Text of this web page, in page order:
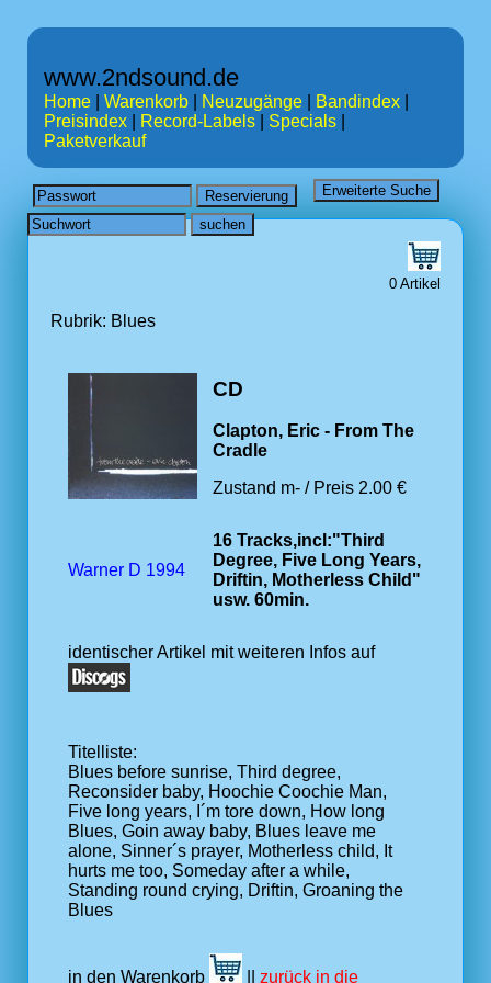
www.2ndsound.de
Home Warenkorb Neuzugänge Bandindex
Preisindex
Record-Labels Specials
Paketverkauf
0 Artikel
Rubrik: Blues
CD
Clapton, Eric - From The
Cradle
Zustand m- / Preis 2.00 €
Warner D 1994
16 Tracks,incl:"Third
Degree, Five Long Years,
Driftin, Motherless Child"
usw. 60min.
identischer Artikel mit weiteren Infos auf
Titelliste:
Blues before sunrise, Third degree,
Reconsider baby, Hoochie Coochie Man,
Five long years, I´m tore down, How long
Blues, Goin away baby, Blues leave me
alone, Sinner´s prayer, Motherless child, It
hurts me too, Someday after a while,
Standing round crying, Driftin, Groaning the
Blues
in den Warenkorb zurück in die